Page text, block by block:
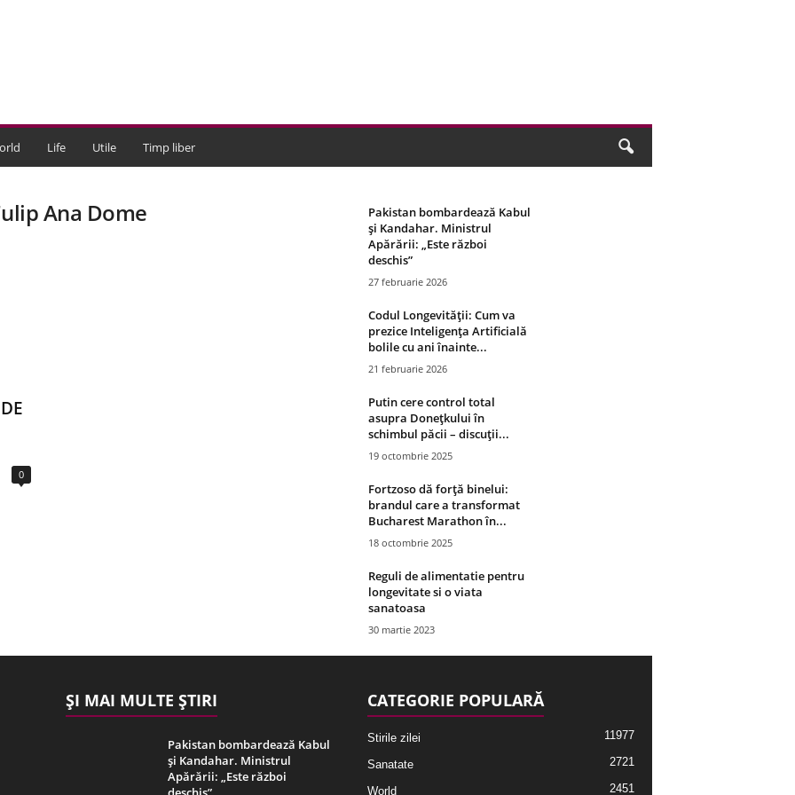
Life Utile Timp liber
Ana Dome
0
Pakistan bombardează Kabul
și Kandahar. Ministrul
Apărării: „Este război
deschis”
27 februarie 2026
Codul Longevității: Cum va
prezice Inteligența Artificială
bolile cu ani înainte...
21 februarie 2026
Putin cere control total
asupra Donețkului în
schimbul păcii – discuții...
19 octombrie 2025
Fortzoso dă forță binelui:
brandul care a transformat
Bucharest Marathon în...
18 octombrie 2025
Reguli de alimentatie pentru
longevitate si o viata
sanatoasa
30 martie 2023
ȘI MAI MULTE ȘTIRI
Pakistan bombardează Kabul
și Kandahar. Ministrul
Apărării: „Este război
CATEGORIE POPULARĂ
Stirile zilei 11977
Sanatate 2721
World 2451